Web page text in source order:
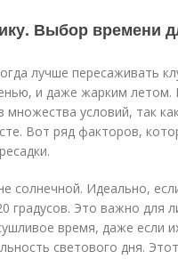
Выбор времени
лучше пересаживать
и даже жарким
условий, так
Вот ряд факторов,
солнечной. Идеально,
градусов. Это важно для
время, даже если
светового дня.